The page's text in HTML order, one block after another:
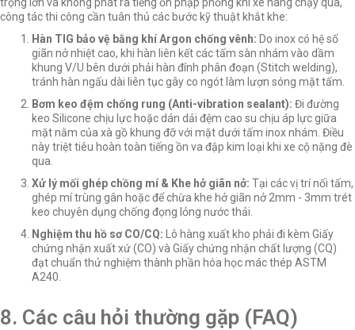
công tác thi công cần tuân thủ các bước kỹ thuật khắt khe:
Hàn TIG bảo vệ bằng khí Argon chống vênh: Do inox có hệ số
giãn nở nhiệt cao, khi hàn liên kết các tấm sàn nhám vào dầm
khung V/U bên dưới phải hàn đính phân đoạn (Stitch welding),
tránh hàn ngấu dài liên tục gây co ngót làm lượn sóng mặt tấm.
Bơm keo đệm chống rung (Anti-vibration sealant): Đi đường
keo Silicone chịu lực hoặc dán dải đệm cao su chịu áp lực giữa
mặt nằm của xà gồ khung đỡ với mặt dưới tấm inox nhám. Điều
này triệt tiêu hoàn toàn tiếng ồn va đập kim loại khi xe cộ nặng đè
qua.
Xử lý mối ghép chồng mí & Khe hở giãn nở: Tại các vị trí nối tấm,
ghép mí trùng gân hoặc để chừa khe hở giãn nở 2mm - 3mm trét
keo chuyên dụng chống đọng lỏng nước thải.
Nghiệm thu hồ sơ CO/CQ: Lô hàng xuất kho phải đi kèm Giấy
chứng nhận xuất xứ (CO) và Giấy chứng nhận chất lượng (CQ)
đạt chuẩn thử nghiệm thành phần hóa học mác thép ASTM
A240.
8. Các câu hỏi thường gặp (FAQ)